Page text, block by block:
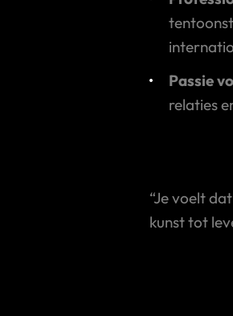
Passie
relaties
“Je voelt
kunst tot